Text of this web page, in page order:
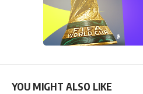
YOU MIGHT ALSO LIKE